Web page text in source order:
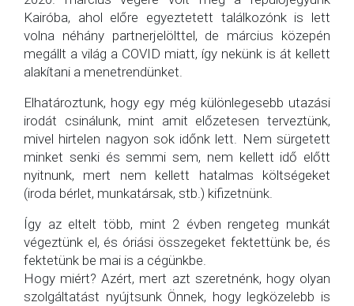
Kairóba, ahol előre egyeztetett találkozónk is lett
volna néhány partnerjelölttel, de március közepén
megállt a világ a COVID miatt, így nekünk is át kellett
alakítani a menetrendünket.
Elhatároztunk, hogy egy még különlegesebb utazási
irodát csinálunk, mint amit előzetesen terveztünk,
mivel hirtelen nagyon sok időnk lett. Nem sürgetett
minket senki és semmi sem, nem kellett idő előtt
nyitnunk, mert nem kellett hatalmas költségeket
(iroda bérlet, munkatársak, stb.) kifizetnünk.
Így az eltelt több, mint 2 évben rengeteg munkát
végeztünk el, és óriási összegeket fektettünk be, és
fektetünk be mai is a cégünkbe.
Hogy miért? Azért, mert azt szeretnénk, hogy olyan
szolgáltatást nyújtsunk Önnek, hogy legközelebb is